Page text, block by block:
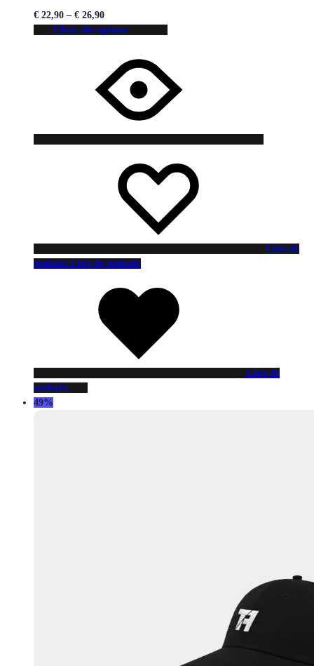
€ 22,90 – € 26,90
Choix des options
Liste de
souhaits Liste de souhaits
Liste de
souhaits
49%